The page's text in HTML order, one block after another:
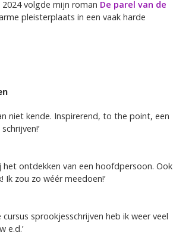
volgde mijn roman De parel van de
pleisterplaats in een vaak harde
niet kende. Inspirerend, to the point, een
het ontdekken van een hoofdpersoon. Ook
zou zo wéér meedoen!’
sprookjesschrijven heb ik weer veel
e.d.’